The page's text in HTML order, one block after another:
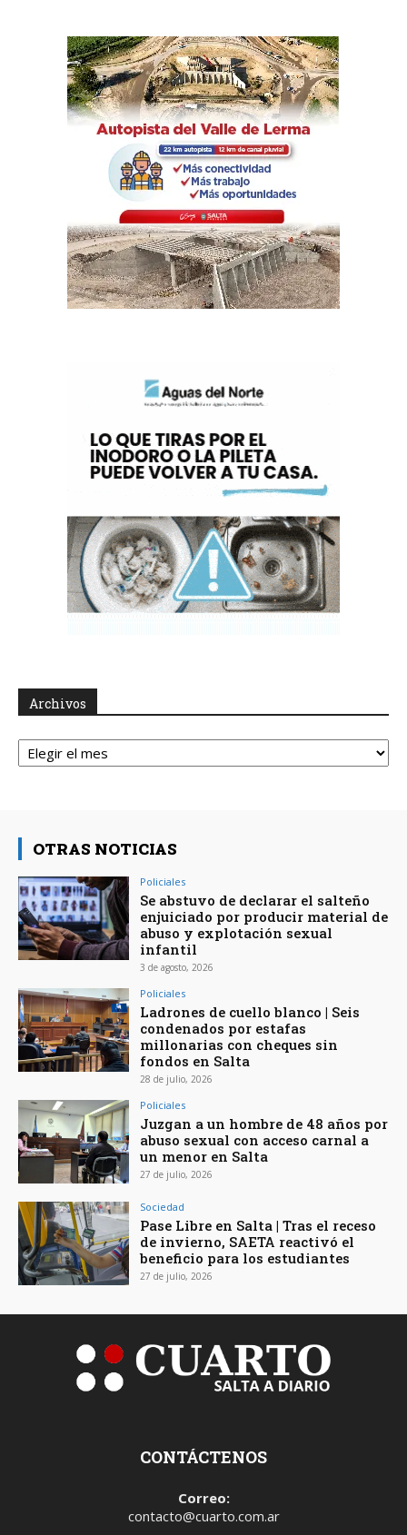
Archivos
Archivos
OTRAS NOTICIAS
Policiales
Se abstuvo de declarar el salteño
enjuiciado por producir material de
abuso y explotación sexual
infantil
3 de agosto, 2026
Policiales
Ladrones de cuello blanco | Seis
condenados por estafas
millonarias con cheques sin
fondos en Salta
28 de julio, 2026
Policiales
Juzgan a un hombre de 48 años por
abuso sexual con acceso carnal a
un menor en Salta
27 de julio, 2026
Sociedad
Pase Libre en Salta | Tras el receso
de invierno, SAETA reactivó el
beneficio para los estudiantes
27 de julio, 2026
CONTÁCTENOS
Correo:
contacto@cuarto.com.ar